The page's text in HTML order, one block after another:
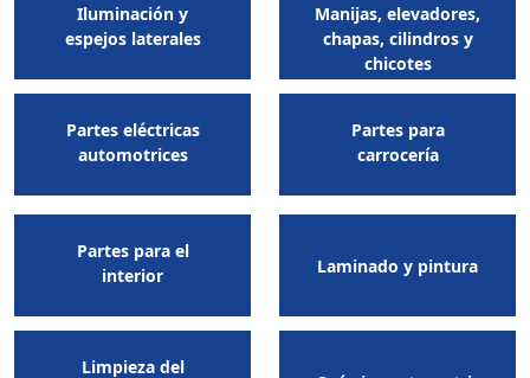
Iluminación y
espejos laterales
Manijas, elevadores,
chapas, cilindros y
chicotes
Partes eléctricas
automotrices
Partes para
carrocería
Partes para el
interior
Laminado y pintura
Limpieza del